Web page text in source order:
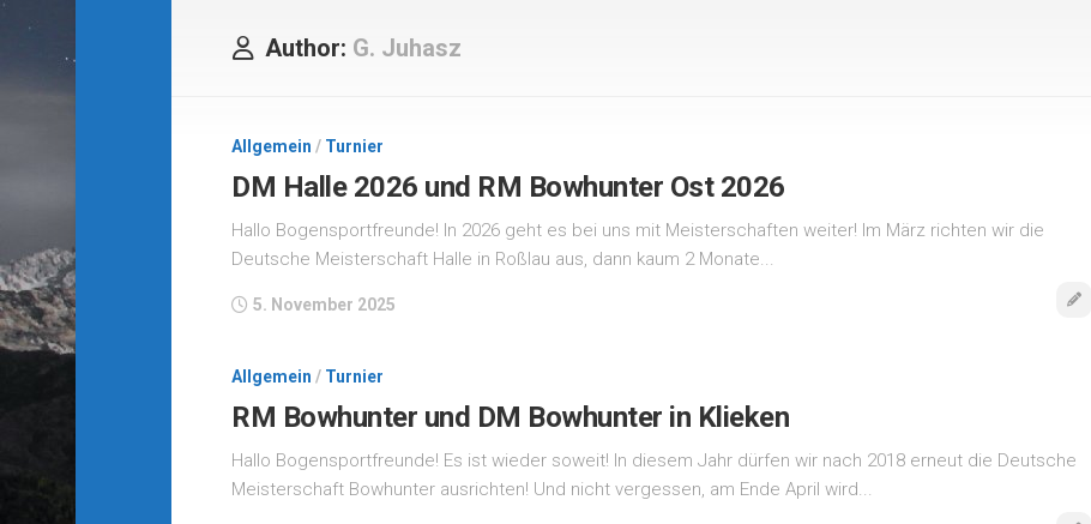
Author: G. Juhasz
Allgemein / Turnier
DM Halle 2026 und RM Bowhunter Ost 2026
Hallo Bogensportfreunde! In 2026 geht es bei uns mit Meisterschaften weiter! Im März richten wir die
Deutsche Meisterschaft Halle in Roßlau aus, dann kaum 2 Monate...
5. November 2025
Allgemein / Turnier
RM Bowhunter und DM Bowhunter in Klieken
Hallo Bogensportfreunde! Es ist wieder soweit! In diesem Jahr dürfen wir nach 2018 erneut die Deutsche
Meisterschaft Bowhunter ausrichten! Und nicht vergessen, am Ende April wird...